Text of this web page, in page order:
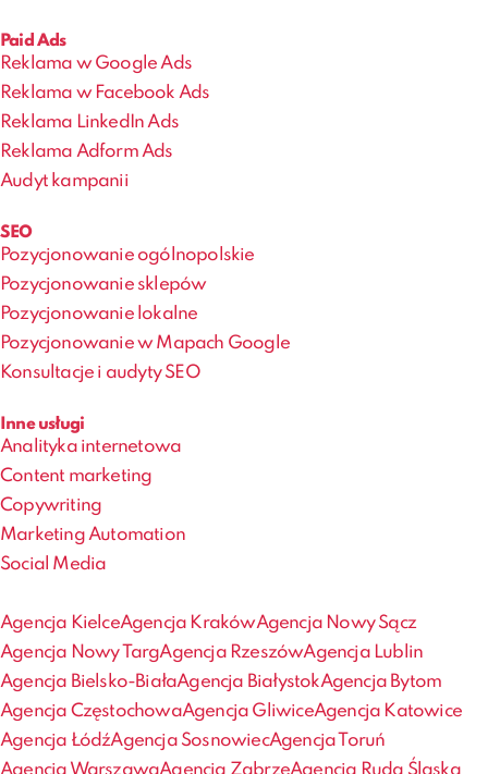
Paid Ads
Reklama w Google Ads
Reklama w Facebook Ads
Reklama LinkedIn Ads
Reklama Adform Ads
Audyt kampanii
SEO
Pozycjonowanie ogólnopolskie
Pozycjonowanie sklepów
Pozycjonowanie lokalne
Pozycjonowanie w Mapach Google
Konsultacje i audyty SEO
Inne usługi
Analityka internetowa
Content marketing
Copywriting
Marketing Automation
Social Media
Agencja KielceAgencja KrakówAgencja Nowy Sącz
Agencja Nowy TargAgencja RzeszówAgencja Lublin
Agencja Bielsko-BiałaAgencja BiałystokAgencja Bytom
Agencja CzęstochowaAgencja GliwiceAgencja Katowice
Agencja ŁódźAgencja SosnowiecAgencja Toruń
Agencja WarszawaAgencja ZabrzeAgencja Ruda Śląska